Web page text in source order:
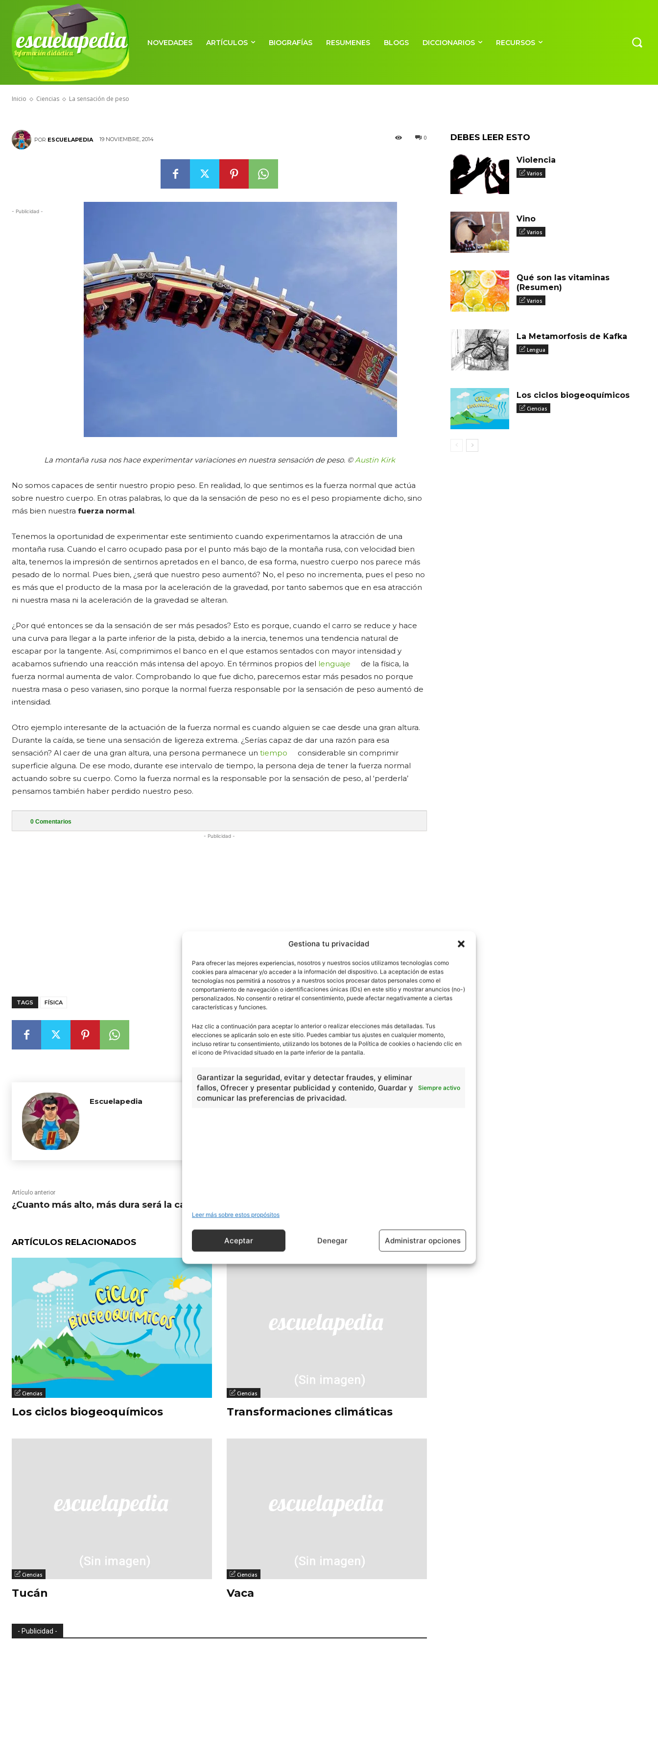
Gestiona tu privacidad
Para ofrecer las mejores experiencias, nosotros y nuestros socios utilizamos tecnologías como
cookies para almacenar y/o acceder a la información del dispositivo. La aceptación de estas
tecnologías nos permitirá a nosotros y a nuestros socios procesar datos personales como el
comportamiento de navegación o identificaciones únicas (IDs) en este sitio y mostrar anuncios (no-)
personalizados. No consentir o retirar el consentimiento, puede afectar negativamente a ciertas
características y funciones.
Haz clic a continuación para aceptar lo anterior o realizar elecciones más detalladas. Tus
elecciones se aplicarán solo en este sitio. Puedes cambiar tus ajustes en cualquier momento,
incluso retirar tu consentimiento, utilizando los botones de la Política de cookies o haciendo clic en
el icono de Privacidad situado en la parte inferior de la pantalla.
Garantizar la seguridad, evitar y detectar fraudes, y eliminar
fallos, Ofrecer y presentar publicidad y contenido, Guardar y
comunicar las preferencias de privacidad.
Siempre activo
Leer más sobre estos propósitos
Aceptar Denegar Administrar opciones
escuelapedia
Información didáctica
NOVEDADES ARTÍCULOS BIOGRAFÍAS RESUMENES BLOGS DICCIONARIOS RECURSOS
Inicio Ciencias La sensación de peso
CIENCIAS
La sensación de peso
POR ESCUELAPEDIA 19 NOVIEMBRE, 2014 0
- Publicidad -
La montaña rusa nos hace experimentar variaciones en nuestra sensación de peso. ©Austin Kirk
No somos capaces de sentir nuestro propio peso. En realidad, lo que sentimos es la fuerza normal que actúa
sobre nuestro cuerpo. En otras palabras, lo que da la sensación de peso no es el peso propiamente dicho, sino
más bien nuestra fuerza normal.
Tenemos la oportunidad de experimentar este sentimiento cuando experimentamos la atracción de una
montaña rusa. Cuando el carro ocupado pasa por el punto más bajo de la montaña rusa, con velocidad bien
alta, tenemos la impresión de sentirnos apretados en el banco, de esa forma, nuestro cuerpo nos parece más
pesado de lo normal. Pues bien, ¿será que nuestro peso aumentó? No, el peso no incrementa, pues el peso no
es más que el producto de la masa por la aceleración de la gravedad, por tanto sabemos que en esa atracción
ni nuestra masa ni la aceleración de la gravedad se alteran.
¿Por qué entonces se da la sensación de ser más pesados? Esto es porque, cuando el carro se reduce y hace
una curva para llegar a la parte inferior de la pista, debido a la inercia, tenemos una tendencia natural de
escapar por la tangente. Así, comprimimos el banco en el que estamos sentados con mayor intensidad y
acabamos sufriendo una reacción más intensa del apoyo. En términos propios del lenguaje
de la física, la
fuerza normal aumenta de valor. Comprobando lo que fue dicho, parecemos estar más pesados no porque
nuestra masa o peso variasen, sino porque la normal fuerza responsable por la sensación de peso aumentó de
intensidad.
Otro ejemplo interesante de la actuación de la fuerza normal es cuando alguien se cae desde una gran altura.
Durante la caída, se tiene una sensación de ligereza extrema. ¿Serías capaz de dar una razón para esa
sensación? Al caer de una gran altura, una persona permanece un tiempo
considerable sin comprimir
superficie alguna. De ese modo, durante ese intervalo de tiempo, la persona deja de tener la fuerza normal
actuando sobre su cuerpo. Como la fuerza normal es la responsable por la sensación de peso, al ‘perderla’
pensamos también haber perdido nuestro peso.
0 Comentarios
- Publicidad -
TAGS FÍSICA
Escuelapedia
Artículo anterior
¿Cuanto más alto, más dura será la caída?
ARTÍCULOS RELACIONADOS
Ciencias
Los ciclos biogeoquímicos
Ciencias
Transformaciones climáticas
Ciencias
Tucán
Ciencias
Vaca
- Publicidad -
DEBES LEER ESTO
Violencia
Varios
Vino
Varios
Qué son las vitaminas
(Resumen)
Varios
La Metamorfosis de Kafka
Lengua
Los ciclos biogeoquímicos
Ciencias